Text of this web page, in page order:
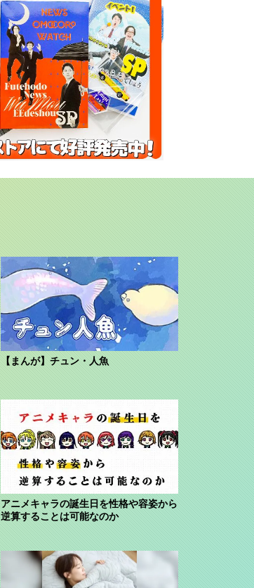
【まんが】チュン・人魚
アニメキャラの誕生日を性格や容姿から
逆算することは可能なのか